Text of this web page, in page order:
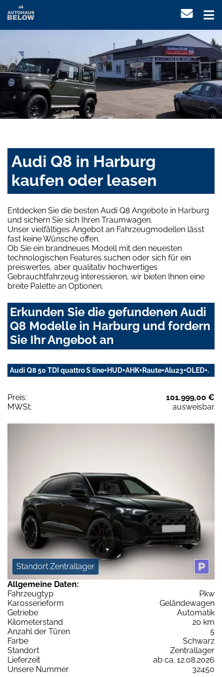
Audi Q8 in Harburg
kaufen oder leasen
Entdecken Sie die besten Audi Q8 Angebote in Harburg
und sichern Sie sich Ihren Traumwagen.
Unser vielfältiges Angebot an Fahrzeugmodellen lässt
fast keine Wünsche offen.
Ob Sie ein brandneues Modell mit den neuesten
technologischen Features suchen oder sich für ein
preiswertes, aber qualitativ hochwertiges
Gebrauchtfahrzeug interessieren, wir bieten Ihnen eine
breite Palette an Optionen.
Erkunden Sie die gefundenen Audi
Q8 Modelle in Harburg und fordern
Sie Ihr Angebot an
Audi Q8 50 TDI quattro S line+HUD+AHK+Raute+Alu23+OLED+.
Preis:
101.999,00 €
MWSt:
ausweisbar
Standort Zentrallager
Allgemeine Daten:
Fahrzeugtyp
Pkw
Karosserieform
Geländewagen
Getriebe
Automatik
Kilometerstand
20 km
Anzahl der Türen
5
Farbe
Schwarz
Standort
Zentrallager
Lieferzeit
ab ca. 12.08.2026
Unsere Nummer
32450